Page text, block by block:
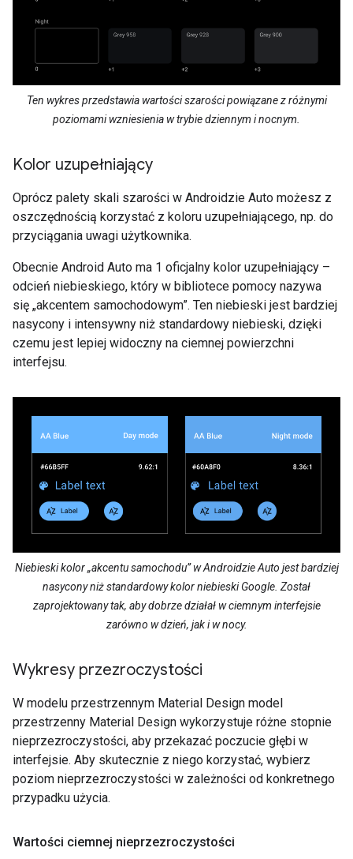
Ten wykres przedstawia wartości szarości powiązane z różnymi
poziomami wzniesienia w trybie dziennym i nocnym.
Kolor uzupełniający
Oprócz palety skali szarości w Androidzie Auto możesz z
oszczędnością korzystać z koloru uzupełniającego, np. do
przyciągania uwagi użytkownika.
Obecnie Android Auto ma 1 oficjalny kolor uzupełniający –
odcień niebieskiego, który w bibliotece pomocy nazywa
się „akcentem samochodowym”. Ten niebieski jest bardziej
nasycony i intensywny niż standardowy niebieski, dzięki
czemu jest lepiej widoczny na ciemnej powierzchni
interfejsu.
Niebieski kolor „akcentu samochodu” w Androidzie Auto jest bardziej
nasycony niż standardowy kolor niebieski Google. Został
zaprojektowany tak, aby dobrze działał w ciemnym interfejsie
zarówno w dzień, jak i w nocy.
Wykresy przezroczystości
W modelu przestrzennym Material Design model
przestrzenny Material Design wykorzystuje różne stopnie
nieprzezroczystości, aby przekazać poczucie głębi w
interfejsie. Aby skutecznie z niego korzystać, wybierz
poziom nieprzezroczystości w zależności od konkretnego
przypadku użycia.
Wartości ciemnej nieprzezroczystości